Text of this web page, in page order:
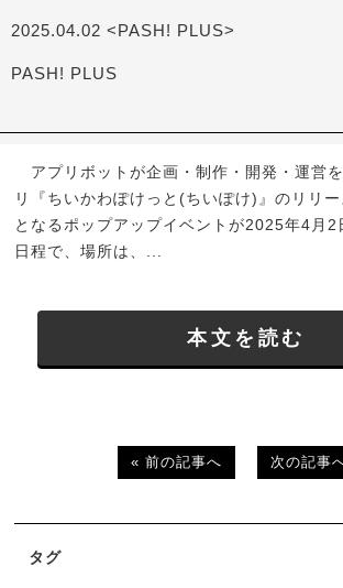
2025.04.02 <PASH! PLUS>
PASH! PLUS
アプリボットが企画・制作・開発・運営
リ『ちいかわぽけっと(ちいぽけ)』のリリ
となるポップアップイベントが2025年4月
日程で、場所は、...
本文を読む
« 前の記事へ 次の記事
タグ